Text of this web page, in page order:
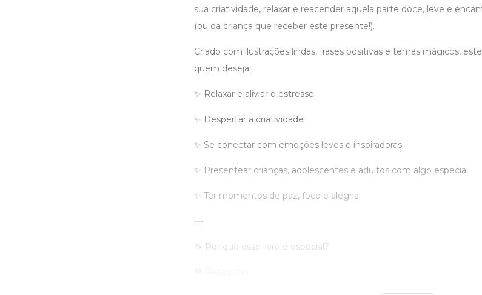
sua criatividade, relaxar e reacender aquela parte doce, leve e
(ou da criança que receber este presente!).
Criado com ilustrações lindas, frases positivas e temas mágicos,
quem deseja:
✨ Relaxar e aliviar o estresse
✨ Despertar a criatividade
✨ Se conectar com emoções leves e inspiradoras
✨ Presentear crianças, adolescentes e adultos com algo especial
✨ Ter momentos de paz, foco e alegria
---
🦄 Por que esse livro é especial?